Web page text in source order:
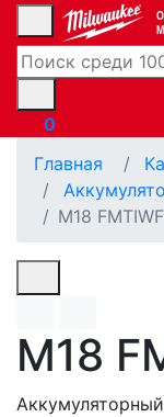
0
Главная
M18
M18